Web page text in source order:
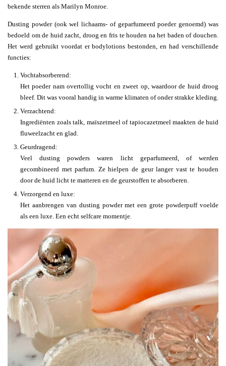
bekende sterren als Marilyn Monroe.
Dusting powder (ook wel lichaams- of geparfumeerd poeder genoemd) was
bedoeld om de huid zacht, droog en fris te houden na het baden of douchen.
Het werd gebruikt voordat er bodylotions bestonden, en had verschillende
functies:
Vochtabsorberend:
Het poeder nam overtollig vocht en zweet op, waardoor de huid droog
bleef. Dit was vooral handig in warme klimaten of onder strakke kleding.
Verzachtend:
Ingrediënten zoals talk, maïszetmeel of tapiocazetmeel maakten de huid
fluweelzacht en glad.
Geurdragend:
Veel dusting powders waren licht geparfumeerd, of werden
gecombineerd met parfum. Ze hielpen de geur langer vast te houden
door de huid licht te matteren en de geurstoffen te absorberen.
Verzorgend en luxe:
Het aanbrengen van dusting powder met een grote powderpuff voelde
als een luxe. Een echt selfcare momentje.